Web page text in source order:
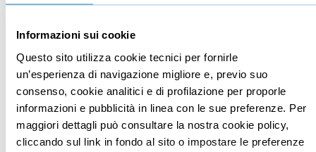
Informazioni sui cookie
Questo sito utilizza cookie tecnici per fornirle
un’esperienza di navigazione migliore e, previo suo
consenso, cookie analitici e di profilazione per proporle
informazioni e pubblicità in linea con le sue preferenze. Per
maggiori dettagli può consultare la nostra cookie policy,
cliccando sul link in fondo al sito o impostare le preferenze
Risorse Umane
Vendita
Branding
Leadership
Business management
Google
Data analyst